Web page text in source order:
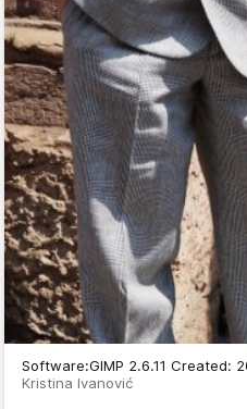
Software:GIMP 2.6.11 Created:
Kristina Ivanović